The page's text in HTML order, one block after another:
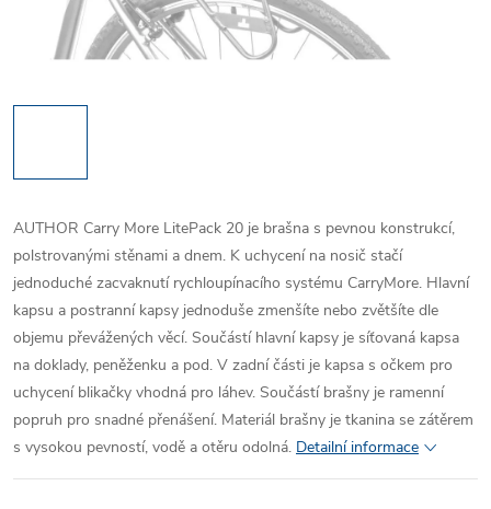
AUTHOR Carry More LitePack 20 je brašna s pevnou konstrukcí,
polstrovanými stěnami a dnem. K uchycení na nosič stačí
jednoduché zacvaknutí rychloupínacího systému CarryMore. Hlavní
kapsu a postranní kapsy jednoduše zmenšíte nebo zvětšíte dle
objemu převážených věcí. Součástí hlavní kapsy je síťovaná kapsa
na doklady, peněženku a pod. V zadní části je kapsa s očkem pro
uchycení blikačky vhodná pro láhev. Součástí brašny je ramenní
popruh pro snadné přenášení. Materiál brašny je tkanina se zátěrem
s vysokou pevností, vodě a otěru odolná. Detailní informace